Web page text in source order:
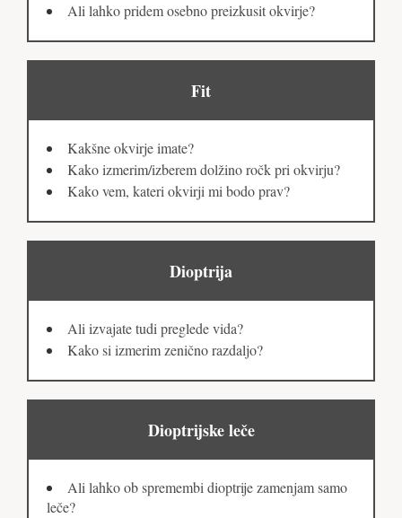
Ali lahko pridem osebno preizkusit okvirje?
Fit
Kakšne okvirje imate?
Kako izmerim/izberem dolžino ročk pri okvirju?
Kako vem, kateri okvirji mi bodo prav?
Dioptrija
Ali izvajate tudi preglede vida?
Kako si izmerim zenično razdaljo?
Dioptrijske leče
Ali lahko ob spremembi dioptrije zamenjam samo
leče?